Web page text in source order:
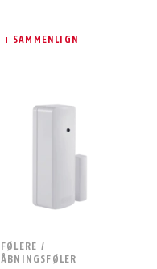
SAMMENLIGN
FØLERE /
ÅBNINGSFØLER